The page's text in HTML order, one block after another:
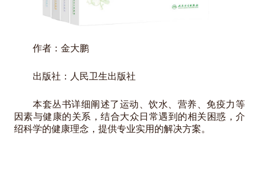
作者：金大鹏
出版社：人民卫生出版社
本套丛书详细阐述了运动、饮水、营养、免疫力等
因素与健康的关系，结合大众日常遇到的相关困惑，介
绍科学的健康理念，提供专业实用的解决方案。